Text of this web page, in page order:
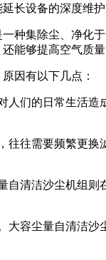
长设备的深度维
种集除尘、净化
能够提高空气质量
因有以下几点：
们的日常生活
往需要频繁更
清洁沙尘机组
容尘量自清洁